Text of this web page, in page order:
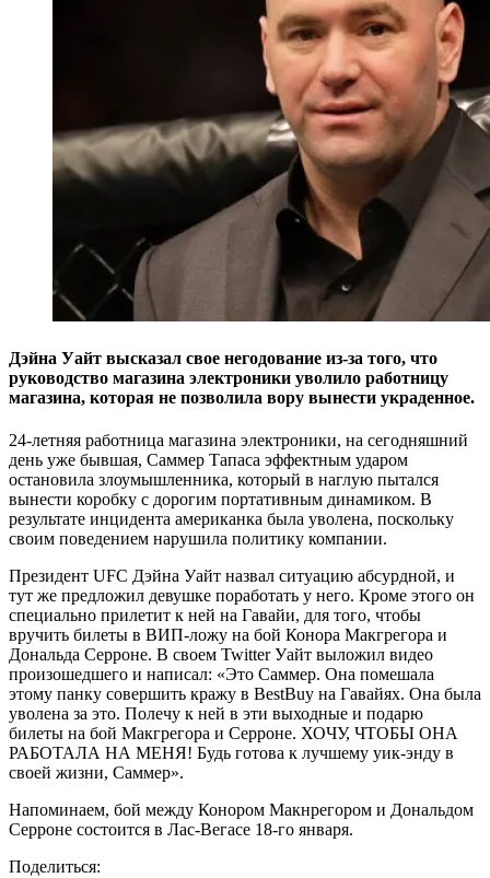
Дэйна Уайт высказал свое негодование из-за того, что
руководство магазина электроники уволило работницу
магазина, которая не позволила вору вынести украденное.
24-летняя работница магазина электроники, на сегодняшний
день уже бывшая, Саммер Тапаса эффектным ударом
остановила злоумышленника, который в наглую пытался
вынести коробку с дорогим портативным динамиком. В
результате инцидента американка была уволена, поскольку
своим поведением нарушила политику компании.
Президент UFC Дэйна Уайт назвал ситуацию абсурдной, и
тут же предложил девушке поработать у него. Кроме этого он
специально прилетит к ней на Гавайи, для того, чтобы
вручить билеты в ВИП-ложу на бой Конора Макгрегора и
Дональда Серроне. В своем TwitterУайт выложил видео
произошедшего и написал: «Это Саммер. Она помешала
этому панку совершить кражу в BestBuy на Гавайях. Она была
уволена за это. Полечу к ней в эти выходные и подарю
билеты на бой Макгрегора и Серроне. ХОЧУ, ЧТОБЫ ОНА
РАБОТАЛА НА МЕНЯ! Будь готова к лучшему уик-энду в
своей жизни, Саммер».
Напоминаем, бой между Конором Макнрегором и Дональдом
Серроне состоится в Лас-Вегасе 18-го января.
Поделиться: